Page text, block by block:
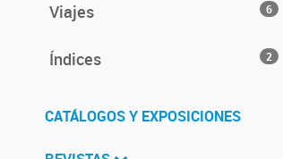
Viajes 6
Índices 2
CATÁLOGOS Y EXPOSICIONES